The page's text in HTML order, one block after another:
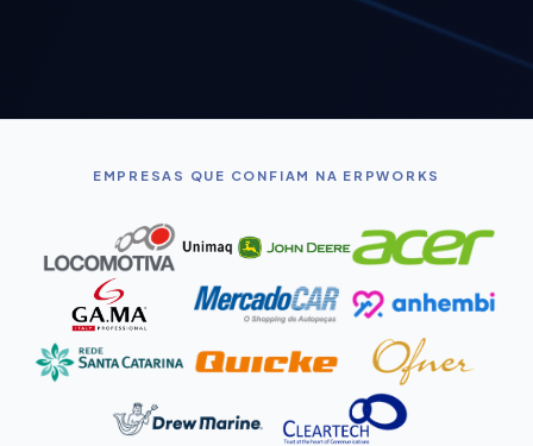
EMPRESAS QUE CONFIAM NA ERPWORKS